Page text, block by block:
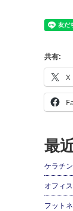
共有:
X
最
ケラチ
オフィ
フット